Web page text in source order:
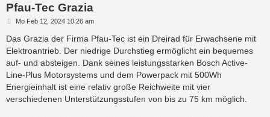
Pfau-Tec Grazia
B
i
r
a
g
Mo Feb 12, 2024 10:26 am
Das Grazia der Firma Pfau-Tec ist ein Dreirad für Erwachsene mit
Elektroantrieb. Der niedrige Durchstieg ermöglicht ein bequemes
auf- und absteigen. Dank seines leistungsstarken Bosch Active-
Line-Plus Motorsystems und dem Powerpack mit 500Wh
Energieinhalt ist eine relativ große Reichweite mit vier
verschiedenen Unterstützungsstufen von bis zu 75 km möglich.